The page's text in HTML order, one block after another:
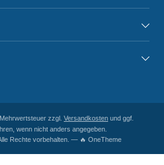
zzgl. Versandkosten und ggf.
wenn nicht anders angegeben.
Rechte vorbehalten. — 🔥 OneTheme